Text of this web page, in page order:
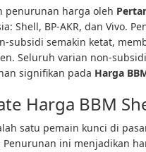
penurunan harga oleh
Shell, BP-AKR, dan Vivo.
subsidi semakin ketat,
Seluruh varian non-
signifikan pada Harga
Harga BBM
satu pemain kunci di
Penurunan ini menjadikan